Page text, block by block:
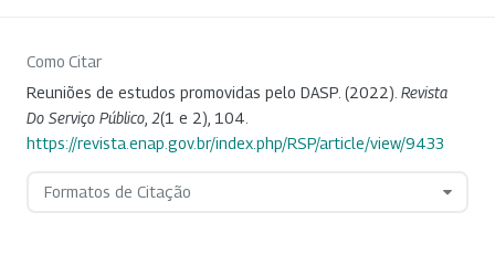
Como Citar
Reuniões de estudos promovidas pelo DASP. (2022). Revista
Do Serviço Público 2(1 e 2), 104.
https://revista.enap.gov.br/index.php/RSP/article/view/9433
Formatos de Citação